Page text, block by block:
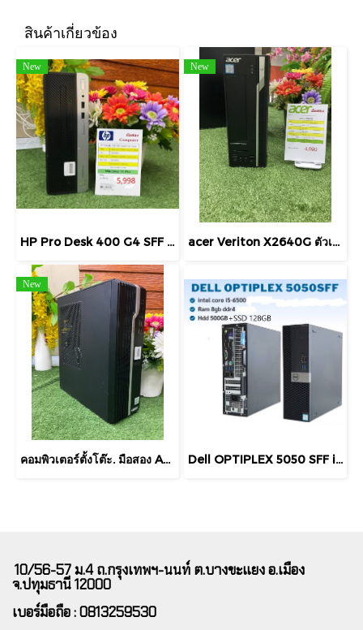
สินค้าเกี่ยวข้อง
New
HP Pro Desk 400 G4 SFF Core i5 7500 3.4GHz (คอมมือสอง) เครื่องพร้อมใช้งาน สินค้ารับประกัน 3 เดือน
New
acer Veriton X2640G ตัวเคสขนาดกลาง คอมพิวเตอร์มือสองพร้อมใช้งานจ้าาา
New
คอมพิวเตอร์ตั้งโต๊ะ. มือสอง Acer VERITON X2670G intel Core i3-10100 เป็นคอมพิวเตอร์ตั้งโต๊ะขนาดเล็ก พร้อมใช้งาน สินค้ารับประกัน 3 เดือน Dell OPTIPLEX 5050 SFF intel Core i5 - 6500 RAM 8GB SSD 128GB+HDD 500GB LAN Gigabit ลงโปรแกรมพร้อมใช้งาน second hand
10/56-57 ม.4 ถ.กรุงเทพฯ-นนท์ ต.บางขะแยง อ.เมือง
จ.ปทุมธานี 12000
เบอร์มือถือ : 0813259530